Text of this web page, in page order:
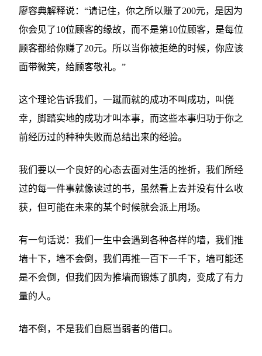
廖容典解释说：“请记住，你之所以赚了200元，是因为
你会见了10位顾客的缘故，而不是第10位顾客，是每位
顾客都给你赚了20元。所以当你被拒绝的时候，你应该
面带微笑，给顾客敬礼。”
这个理论告诉我们，一蹴而就的成功不叫成功，叫侥
幸，脚踏实地的成功才叫本事，而这些本事归功于你之
前经历过的种种失败而总结出来的经验。
我们要以一个良好的心态去面对生活的挫折，我们所经
过的每一件事就像读过的书，虽然看上去并没有什么收
获，但可能在未来的某个时候就会派上用场。
有一句话说：我们一生中会遇到各种各样的墙，我们推
墙十下，墙不会倒，我们再推一百下一千下，墙可能还
是不会倒，但我们因为推墙而锻炼了肌肉，变成了有力
量的人。
墙不倒，不是我们自愿当弱者的借口。